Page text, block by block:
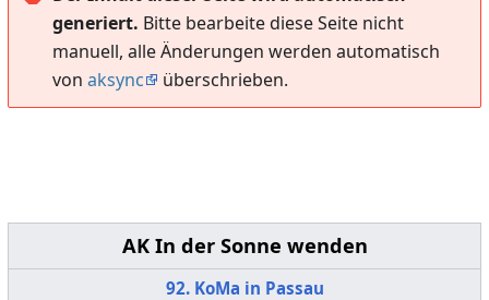
generiert. Bitte bearbeite diese Seite nicht
manuell, alle Änderungen werden automatisch
von aksync überschrieben.
AK In der Sonne wenden
92. KoMa in Passau